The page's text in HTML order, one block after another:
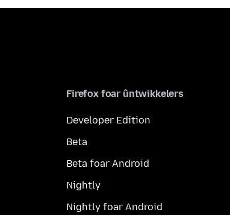
Firefox foar ûntwikkelers
Developer Edition
Beta
Beta foar Android
Nightly
Nightly foar Android